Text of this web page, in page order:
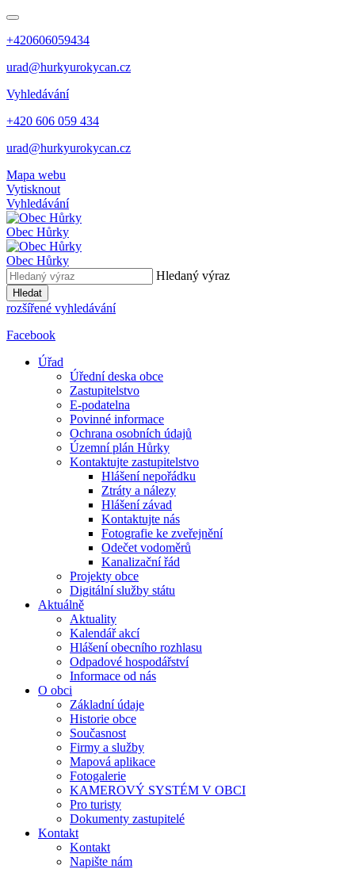
+420606059434
urad@hurkyurokycan.cz
Vyhledávání
+420 606 059 434
urad@hurkyurokycan.cz
Mapa webu
Vytisknout
Vyhledávání
Obec Hůrky
Obec Hůrky
Hledaný výraz
Hledat
rozšířené vyhledávání
Facebook
Úřad
Úřední deska obce
Zastupitelstvo
E-podatelna
Povinné informace
Ochrana osobních údajů
Územní plán Hůrky
Kontaktujte zastupitelstvo
Hlášení nepořádku
Ztráty a nálezy
Hlášení závad
Kontaktujte nás
Fotografie ke zveřejnění
Odečet vodoměrů
Kanalizační řád
Projekty obce
Digitální služby státu
Aktuálně
Aktuality
Kalendář akcí
Hlášení obecního rozhlasu
Odpadové hospodářství
Informace od nás
O obci
Základní údaje
Historie obce
Současnost
Firmy a služby
Mapová aplikace
Fotogalerie
KAMEROVÝ SYSTÉM V OBCI
Pro turisty
Dokumenty zastupitelé
Kontakt
Kontakt
Napište nám